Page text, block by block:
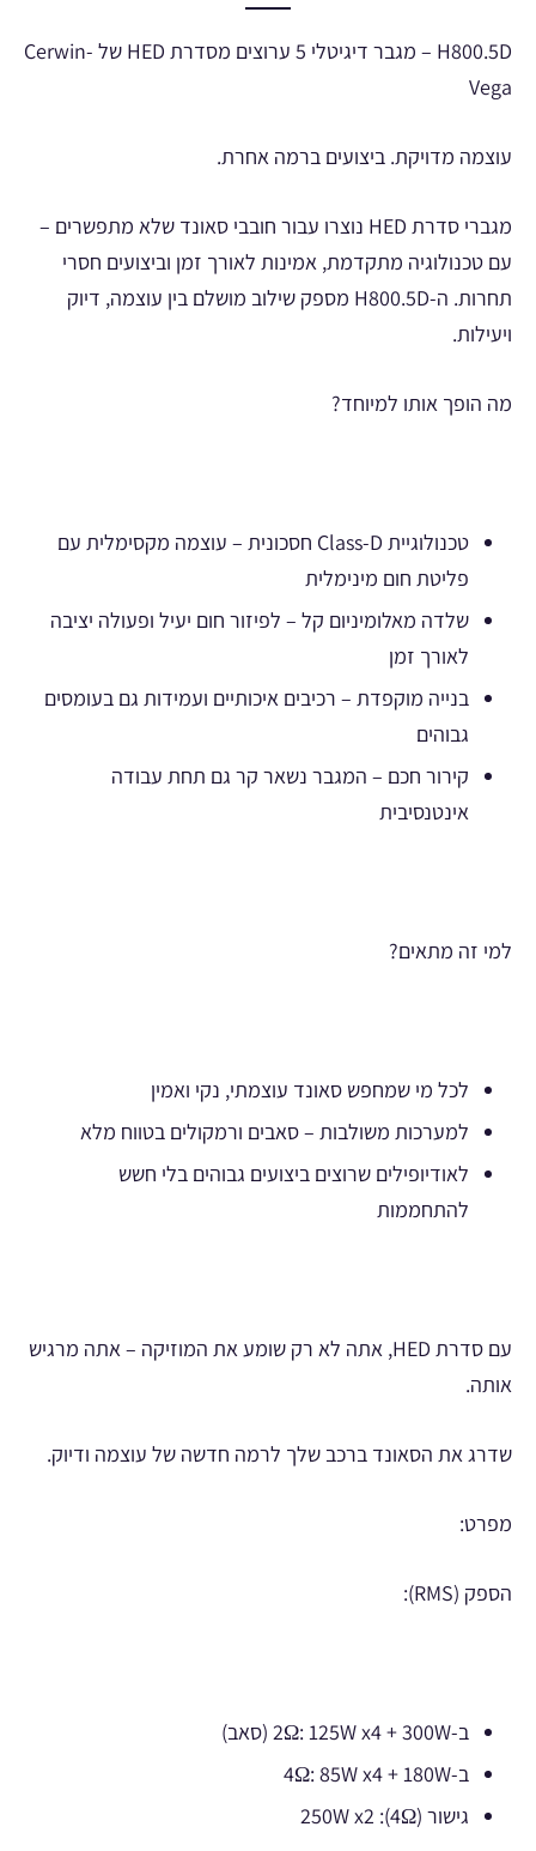
H800.5D – מגבר דיגיטלי 5 ערוצים מסדרת HED של Cerwin-
Vega
עוצמה מדויקת. ביצועים ברמה אחרת.
מגברי סדרת HED נוצרו עבור חובבי סאונד שלא מתפשרים –
עם טכנולוגיה מתקדמת, אמינות לאורך זמן וביצועים חסרי
תחרות. ה-H800.5D מספק שילוב מושלם בין עוצמה, דיוק
ויעילות.
מה הופך אותו למיוחד?
טכנולוגיית Class-D חסכונית – עוצמה מקסימלית עם
פליטת חום מינימלית
שלדה מאלומיניום קל – לפיזור חום יעיל ופעולה יציבה
לאורך זמן
בנייה מוקפדת – רכיבים איכותיים ועמידות גם בעומסים
גבוהים
קירור חכם – המגבר נשאר קר גם תחת עבודה
אינטנסיבית
למי זה מתאים?
לכל מי שמחפש סאונד עוצמתי, נקי ואמין
למערכות משולבות – סאבים ורמקולים בטווח מלא
לאודיופילים שרוצים ביצועים גבוהים בלי חשש
להתחממות
עם סדרת HED, אתה לא רק שומע את המוזיקה – אתה מרגיש
אותה.
שדרג את הסאונד ברכב שלך לרמה חדשה של עוצמה ודיוק.
מפרט:
הספק (RMS):
ב-2Ω: 125W x4 + 300W (סאב)
ב-4Ω: 85W x4 + 180W
גישור (4Ω): 250W x2